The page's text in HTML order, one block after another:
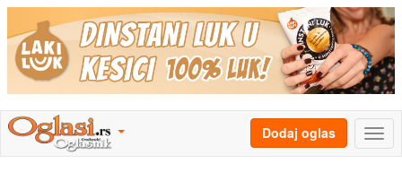
Dodaj oglas